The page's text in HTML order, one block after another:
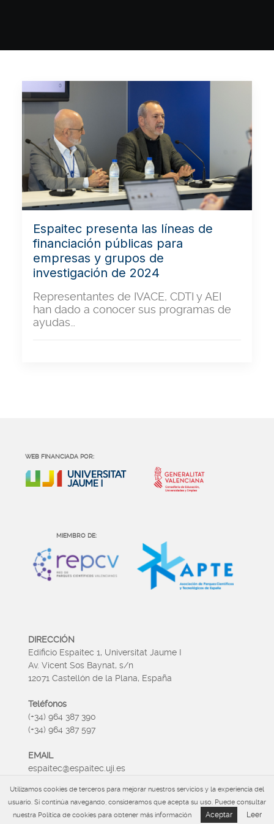
Espaitec presenta las líneas de
financiación públicas para
empresas y grupos de
investigación de 2024
Representantes de IVACE, CDTI y AEI
han dado a conocer sus programas de
ayudas…
WEB FINANCIADA POR:
MIEMBRO DE:
DIRECCIÓN
Edificio Espaitec 1, Universitat Jaume I
Av. Vicent Sos Baynat, s/n
12071 Castellón de la Plana, España
Teléfonos
(+34) 964 387 390
(+34) 964 387 597
EMAIL
espaitec@espaitec.uji.es
HORARIO
Lunes a Viernes 09:00 – 15.00
Utilizamos cookies de terceros para mejorar nuestros servicios y la experiencia del
usuario. Si continúa navegando, consideramos que acepta su uso. Puede consultar
nuestra Política de cookies para obtener más información
Aceptar
Leer